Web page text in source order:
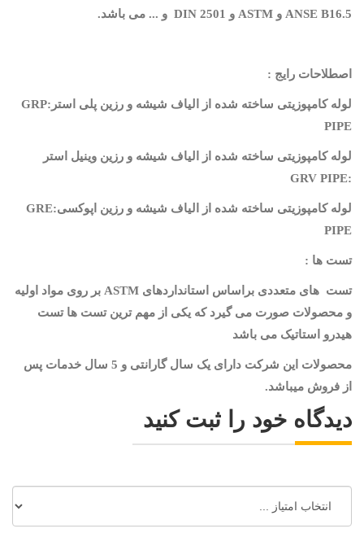
ANSE B16.5 و ASTM و DIN 2501 و ... می باشد.
اصطلاحات رایج :
لوله کامپوزیتی ساخته شده از الیاف شیشه و رزین پلی استر :GRP
PIPE
لوله کامپوزیتی ساخته شده از الیاف شیشه و رزین وینیل استر
:GRV PIPE
لوله کامپوزیتی ساخته شده از الیاف شیشه و رزین اپوکسی :GRE
PIPE
تست ها :
تست های متعددی براساس استانداردهای ASTM بر روی مواد اولیه
و محصولات صورت می گیرد که یکی از مهم ترین تست ها تست
هیدرو استاتیک می باشد
محصولات این شرکت دارای یک سال گارانتی و 5 سال خدمات پس
از فروش میباشد.
دیدگاه خود را ثبت کنید